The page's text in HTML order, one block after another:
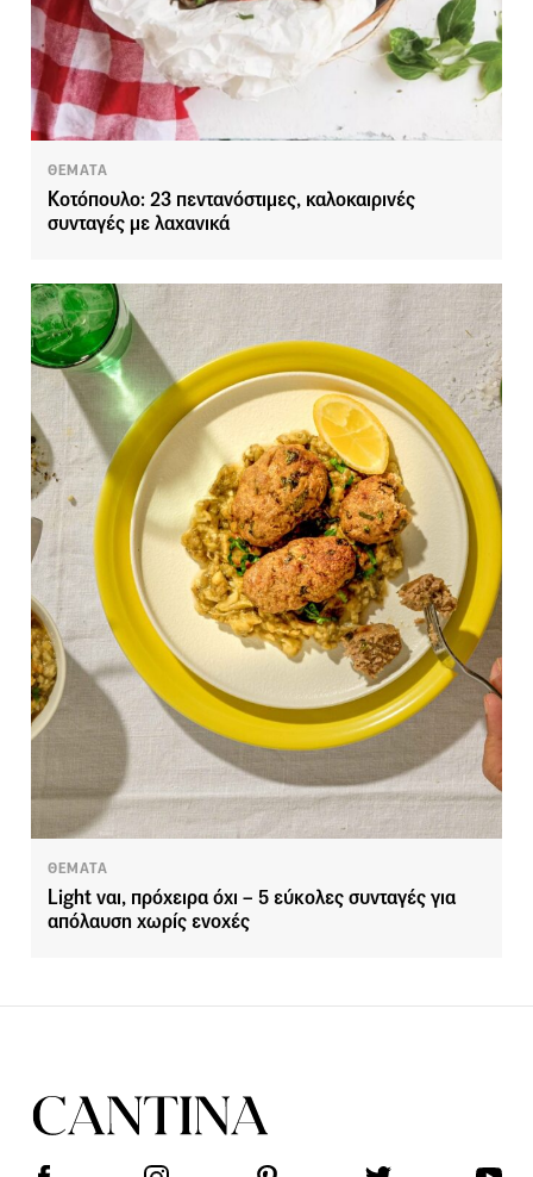
ΘΕΜΑΤΑ
Κοτόπουλο: 23 πεντανόστιμες, καλοκαιρινές
συνταγές με λαχανικά
ΘΕΜΑΤΑ
Light ναι, πρόχειρα όχι – 5 εύκολες συνταγές για
απόλαυση χωρίς ενοχές